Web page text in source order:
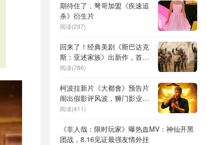
期待住了，弩哥加盟《疾速追
杀》衍生片
阅读(297)
回来了！经典美剧《斯巴达克
斯：亚述家族》出新作，首发
预告片看点多！
阅读(786)
柯波拉新片《大都會》预告片
闹出假影评风波，狮门影业火
速致歉
阅读(411)
《非人哉：限时玩家》曝热血MV：神仙开黑
团战，8.16见证最强友情外挂